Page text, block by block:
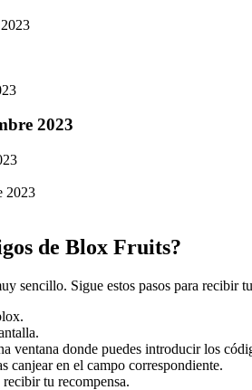
2023
2023
de Blox Fruits?
sencillo. Sigue estos pasos para recibir
ventana donde puedes introducir los
canjear en el campo correspondiente.
tu recompensa.